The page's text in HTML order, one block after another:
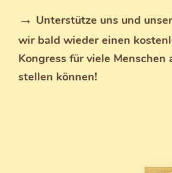
→ Unterstütze uns und
wir bald wieder einen
Kongress für viele Menschen
stellen können!